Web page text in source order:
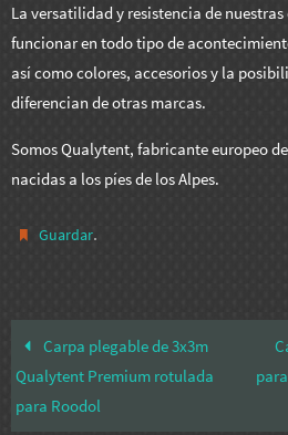
La versatilidad y resistencia de
funcionar en todo tipo de
así como colores, accesorios y la
diferencian de otras marcas.
Somos Qualytent, fabricante europeo
nacidas a los píes de los Alpes.
Guardar.
Carpa plegable de 3x3m
Qualytent Premium rotulada
para Roodol